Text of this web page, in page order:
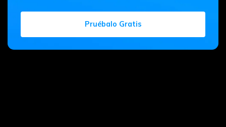
Pruébalo Gratis